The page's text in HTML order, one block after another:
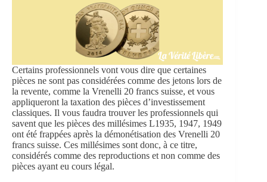
Certains professionnels vont vous dire que certaines
pièces ne sont pas considérées comme des jetons lors de
la revente, comme la Vrenelli 20 francs suisse, et vous
appliqueront la taxation des pièces d’investissement
classiques. Il vous faudra trouver les professionnels qui
savent que les pièces des millésimes L1935, 1947, 1949
ont été frappées après la démonétisation des Vrenelli 20
francs suisse. Ces millésimes sont donc, à ce titre,
considérés comme des reproductions et non comme des
pièces ayant eu cours légal.